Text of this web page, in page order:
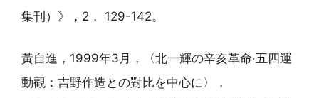
集刊）》，2， 129-142。
黃自進，1999年3月，〈北一輝の辛亥革命‧五四運
動觀：吉野作造との對比を中心に〉，